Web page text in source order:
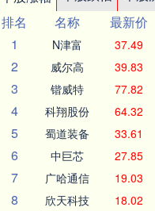
排名
名称 最新价
1
N津富 37.49
2 威尔高 39.83
3 锴威特 77.82
4 科翔股份 64.32
5 蜀道装备 33.61
6 中巨芯 27.85
7 广哈通信 19.03
8 欣天科技 18.02